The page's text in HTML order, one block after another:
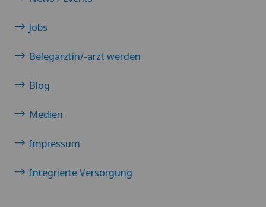
Minimalinvasive Chirurgie
Morton Neurom
Jobs
Belegärztin/-arzt werden
Blog
Medien
Impressum
Integrierte Versorgung